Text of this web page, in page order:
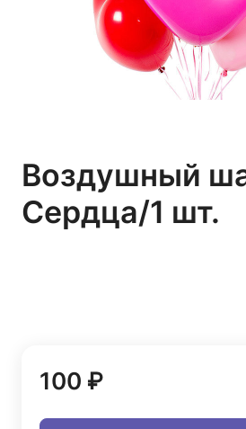
Воздушный
Сердца/1 шт.
100 ₽